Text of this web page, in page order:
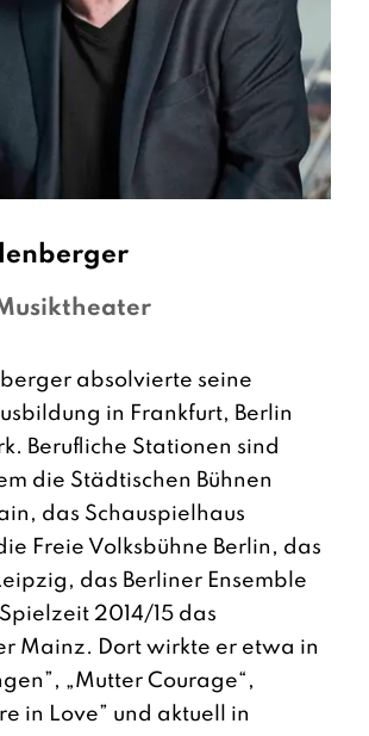
absolvierte seine
in Frankfurt, Berlin
Berufliche Stationen sind
die Städtischen Bühnen
das Schauspielhaus
Freie Volksbühne Berlin, das
das Berliner Ensemble
2014/15 das
Mainz. Dort wirkte er etwa in
„Mutter Courage“,
in Love” und aktuell in